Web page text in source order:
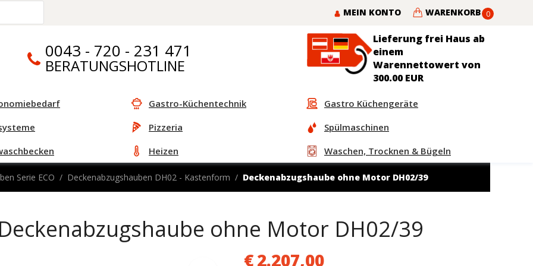
MEIN KONTO 0
WARENKORB
0043 - 720 - 231 471
BERATUNGSHOTLINE
Lieferung frei Haus ab
einem
Warennettowert von
300.00 EUR
Gastro-Küchentechnik
Gastro Küchengeräte
Pizzeria
Spülmaschinen
Heizen Waschen, Trocknen & Bügeln
Serie ECO Deckenabzugshauben DH02 - Kastenform Deckenabzugshaube ohne Motor DH02/39
ohne Motor DH02/39
€2.207,00